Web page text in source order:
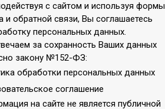
с сайтом и используя формы
и обратной связи, Вы соглашаетесь
персональных данных.
за сохранность Ваших данных
закону №152-ФЗ:
обработки персональных данных
соглашение
на сайте не является публичной